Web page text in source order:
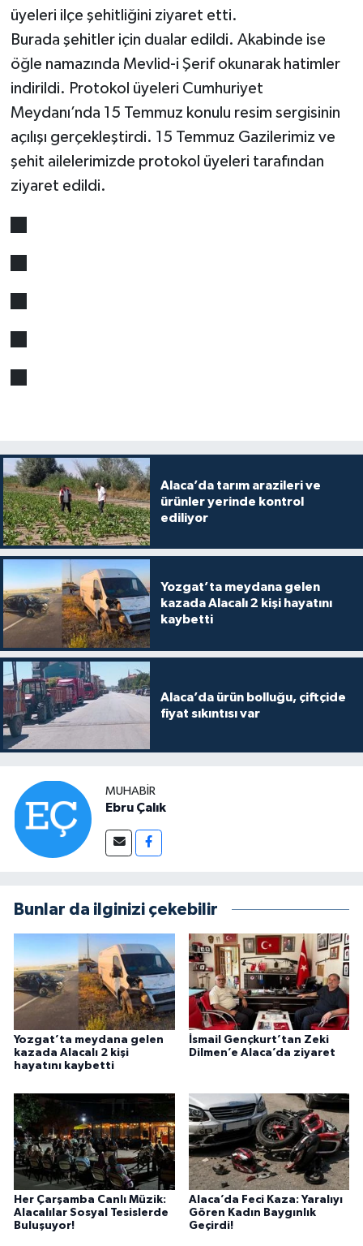
üyeleri ilçe şehitliğini ziyaret etti.
Burada şehitler için dualar edildi. Akabinde ise
öğle namazında Mevlid-i Şerif okunarak hatimler
indirildi. Protokol üyeleri Cumhuriyet
Meydanı’nda 15 Temmuz konulu resim sergisinin
açılışı gerçekleştirdi. 15 Temmuz Gazilerimiz ve
şehit ailelerimizde protokol üyeleri tarafından
ziyaret edildi.
Alaca’da tarım arazileri ve
ürünler yerinde kontrol
ediliyor
Yozgat’ta meydana gelen
kazada Alacalı 2 kişi hayatını
kaybetti
Alaca’da ürün bolluğu, çiftçide
fiyat sıkıntısı var
MUHABIR
Ebru Çalık
Bunlar da ilginizi çekebilir
Yozgat’ta meydana gelen
kazada Alacalı 2 kişi
hayatını kaybetti
İsmail Gençkurt’tan Zeki
Dilmen’e Alaca’da ziyaret
Her Çarşamba Canlı Müzik:
Alacalılar Sosyal Tesislerde
Buluşuyor!
Alaca’da Feci Kaza: Yaralıyı
Gören Kadın Baygınlık
Geçirdi!